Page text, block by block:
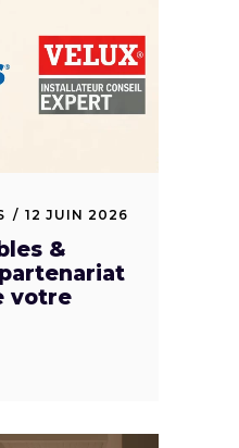
12 JUIN 2026
&
votre